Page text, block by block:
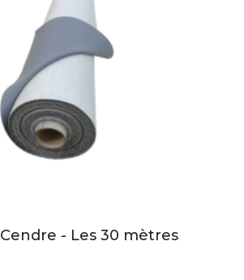
- Les 30 mètres